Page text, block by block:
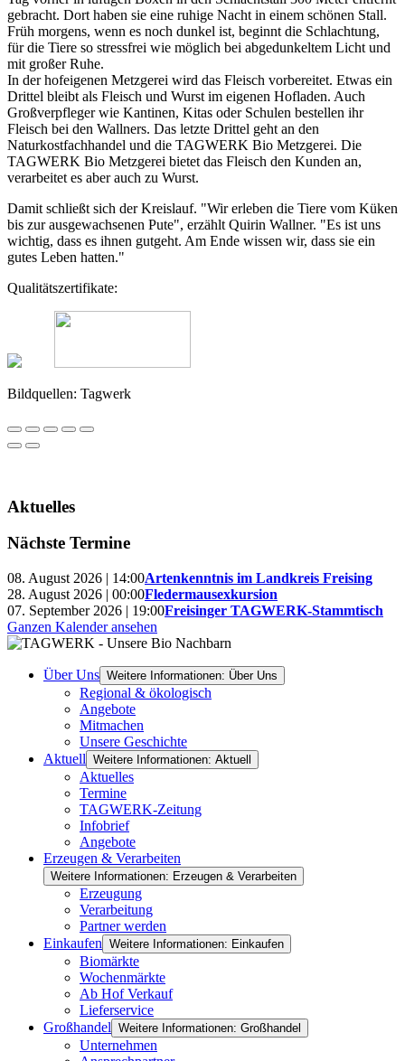
gebracht. Dort haben sie eine ruhige Nacht in einem schönen Stall.
Früh morgens, wenn es noch dunkel ist, beginnt die Schlachtung,
für die Tiere so stressfrei wie möglich bei abgedunkeltem Licht und
mit großer Ruhe.
In der hofeigenen Metzgerei wird das Fleisch vorbereitet. Etwas ein
Drittel bleibt als Fleisch und Wurst im eigenen Hofladen. Auch
Großverpfleger wie Kantinen, Kitas oder Schulen bestellen ihr
Fleisch bei den Wallners. Das letzte Drittel geht an den
Naturkostfachhandel und die TAGWERK Bio Metzgerei. Die
TAGWERK Bio Metzgerei bietet das Fleisch den Kunden an,
verarbeitet es aber auch zu Wurst.
Damit schließt sich der Kreislauf. "Wir erleben die Tiere vom Küken
bis zur ausgewachsenen Pute", erzählt Quirin Wallner. "Es ist uns
wichtig, dass es ihnen gutgeht. Am Ende wissen wir, dass sie ein
gutes Leben hatten."
Qualitätszertifikate:
Bildquellen: Tagwerk
Aktuelles
Nächste Termine
08. August 2026 | 14:00Artenkenntnis im Landkreis Freising
28. August 2026 | 00:00Fledermausexkursion
07. September 2026 | 19:00Freisinger TAGWERK-Stammtisch
Ganzen Kalender ansehen
Über Uns Weitere Informationen: Über Uns
Regional & ökologisch
Angebote
Mitmachen
Unsere Geschichte
Aktuell Weitere Informationen: Aktuell
Aktuelles
Termine
TAGWERK-Zeitung
Infobrief
Angebote
Erzeugen & Verarbeiten
Weitere Informationen: Erzeugen & Verarbeiten
Erzeugung
Verarbeitung
Partner werden
Einkaufen Weitere Informationen: Einkaufen
Biomärkte
Wochenmärkte
Ab Hof Verkauf
Lieferservice
Großhandel Weitere Informationen: Großhandel
Unternehmen